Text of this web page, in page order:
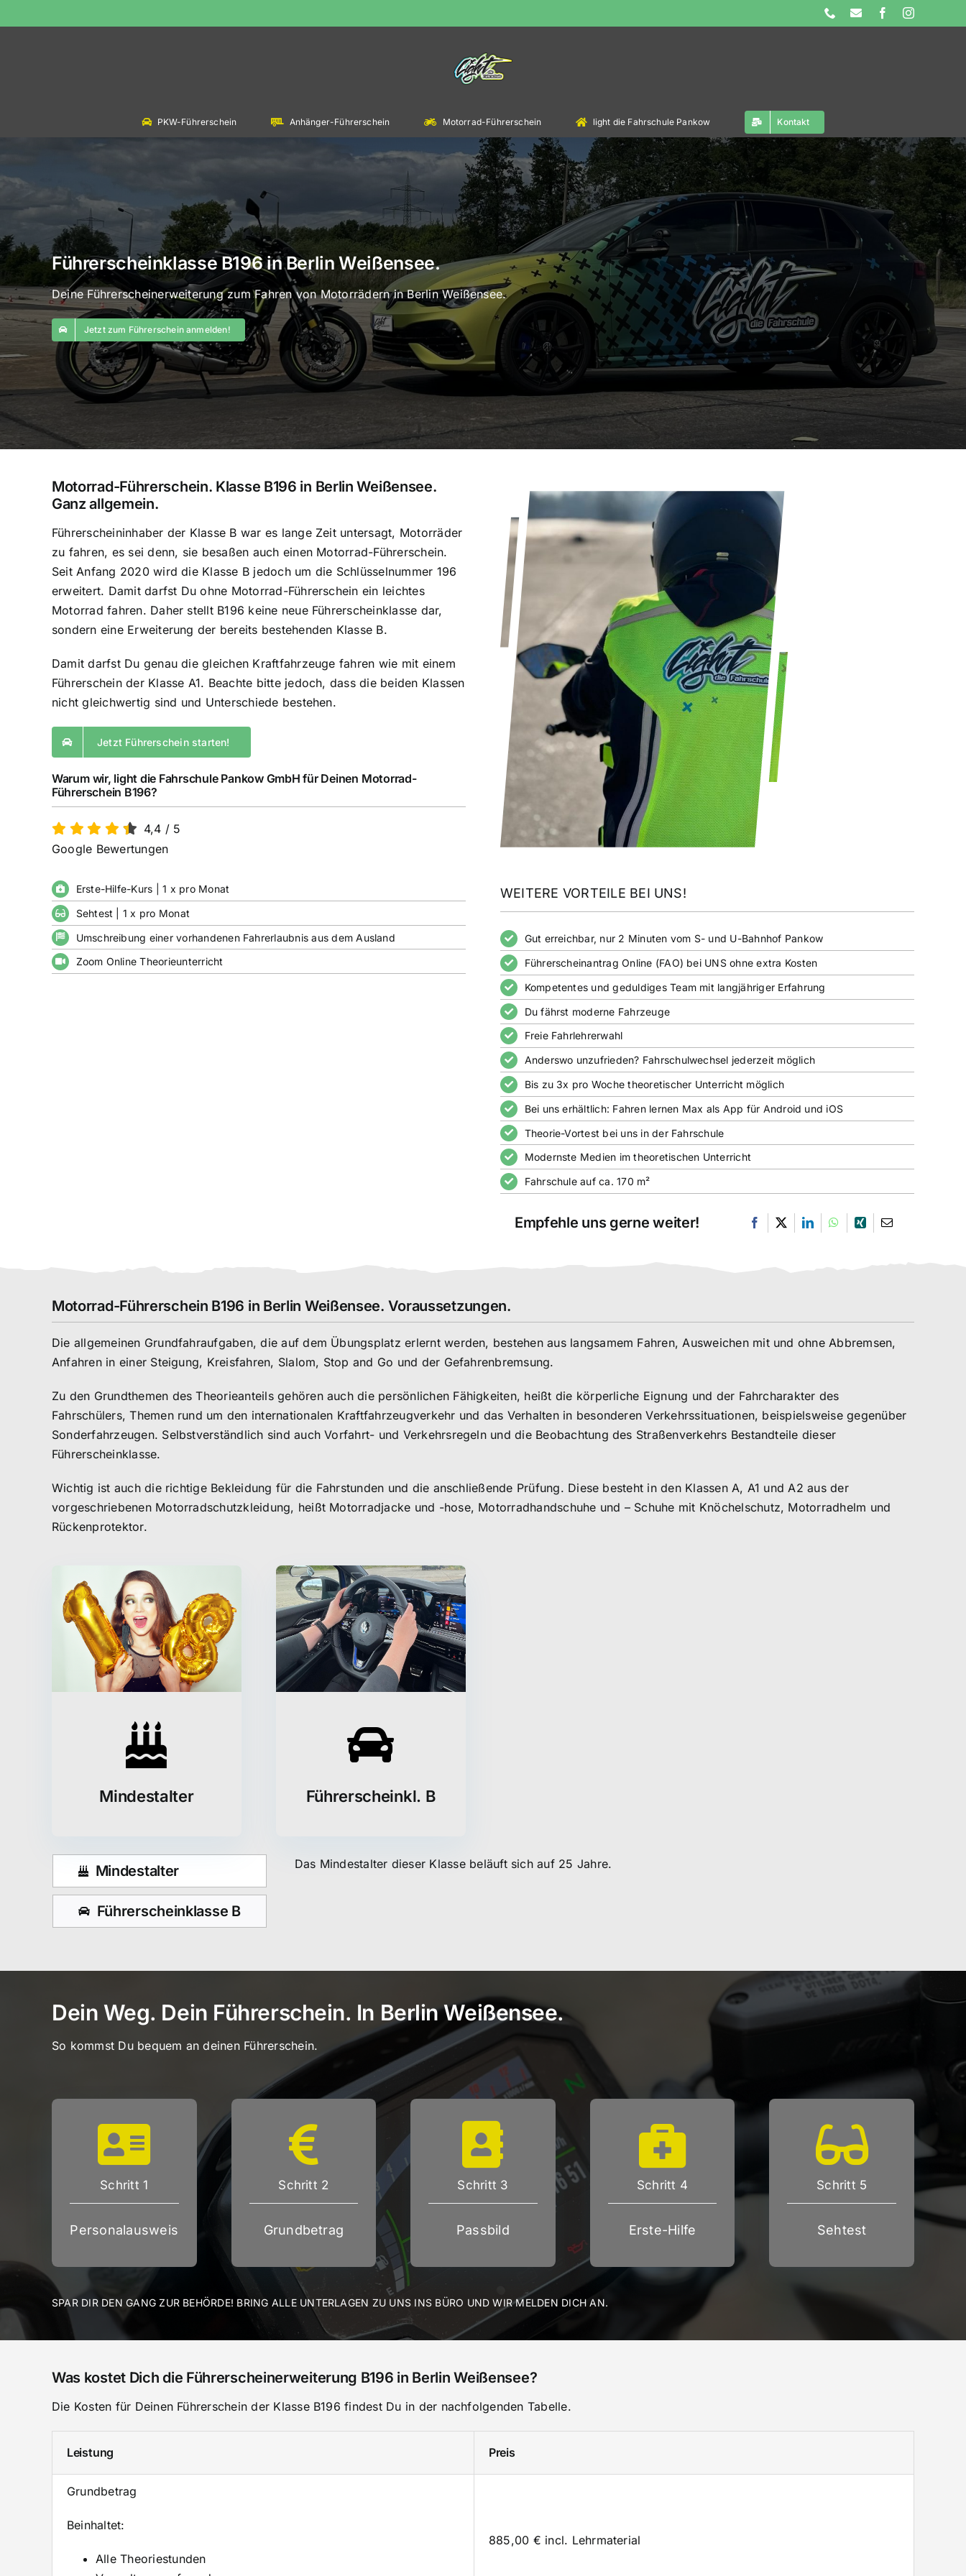
to
PhoneE-
FacebookInstagram
PKW-Führerschein Anhänger-Führerschein Motorrad-Führerschein light die Fahrschule Pankow Kontakt
Führerscheinklasse B196 in Berlin Weißensee.
Deine Führerscheinerweiterung zum Fahren von Motorrädern in Berlin Weißensee.
Jetzt zum Führerschein anmelden!
Motorrad-Führerschein. Klasse B196 in Berlin Weißensee.
Ganz allgemein.
Führerscheininhaber der Klasse B war es lange Zeit untersagt, Motorräder
zu fahren, es sei denn, sie besaßen auch einen Motorrad-Führerschein.
Seit Anfang 2020 wird die Klasse B jedoch um die Schlüsselnummer 196
erweitert. Damit darfst Du ohne Motorrad-Führerschein ein leichtes
Motorrad fahren. Daher stellt B196 keine neue Führerscheinklasse dar,
sondern eine Erweiterung der bereits bestehenden Klasse B.
Damit darfst Du genau die gleichen Kraftfahrzeuge fahren wie mit einem
Führerschein der Klasse A1. Beachte bitte jedoch, dass die beiden Klassen
nicht gleichwertig sind und Unterschiede bestehen.
Jetzt Führerschein starten!
Warum wir, light die Fahrschule Pankow GmbH für Deinen Motorrad-
Führerschein B196?
4,4 / 5
Google Bewertungen
Erste-Hilfe-Kurs | 1 x pro Monat
Sehtest | 1 x pro Monat
Umschreibung einer vorhandenen Fahrerlaubnis aus dem Ausland
Zoom Online Theorieunterricht
WEITERE VORTEILE BEI UNS!
Gut erreichbar, nur 2 Minuten vom S- und U-Bahnhof Pankow
Führerscheinantrag Online (FAO) bei UNS ohne extra Kosten
Kompetentes und geduldiges Team mit langjähriger Erfahrung
Du fährst moderne Fahrzeuge
Freie Fahrlehrerwahl
Anderswo unzufrieden? Fahrschulwechsel jederzeit möglich
Bis zu 3x pro Woche theoretischer Unterricht möglich
Bei uns erhältlich: Fahren lernen Max als App für Android und iOS
Theorie-Vortest bei uns in der Fahrschule
Modernste Medien im theoretischen Unterricht
Fahrschule auf ca. 170 m²
Empfehle uns gerne weiter!
Motorrad-Führerschein B196 in Berlin Weißensee. Voraussetzungen.
Die allgemeinen Grundfahraufgaben, die auf dem Übungsplatz erlernt werden, bestehen aus langsamem Fahren, Ausweichen mit und ohne Abbremsen,
Anfahren in einer Steigung, Kreisfahren, Slalom, Stop and Go und der Gefahrenbremsung.
Zu den Grundthemen des Theorieanteils gehören auch die persönlichen Fähigkeiten, heißt die körperliche Eignung und der Fahrcharakter des
Fahrschülers, Themen rund um den internationalen Kraftfahrzeugverkehr und das Verhalten in besonderen Verkehrssituationen, beispielsweise gegenüber
Sonderfahrzeugen. Selbstverständlich sind auch Vorfahrt- und Verkehrsregeln und die Beobachtung des Straßenverkehrs Bestandteile dieser
Führerscheinklasse.
Wichtig ist auch die richtige Bekleidung für die Fahrstunden und die anschließende Prüfung. Diese besteht in den Klassen A, A1 und A2 aus der
vorgeschriebenen Motorradschutzkleidung, heißt Motorradjacke und -hose, Motorradhandschuhe und – Schuhe mit Knöchelschutz, Motorradhelm und
Rückenprotektor.
Mindestalter Führerscheinkl. B
Mindestalter
Führerscheinklasse B
Das Mindestalter dieser Klasse beläuft sich auf 25 Jahre.
Dein Weg. Dein Führerschein. In Berlin Weißensee.
So kommst Du bequem an deinen Führerschein.
Schritt 1
Personalausweis
Schritt 2
Grundbetrag
Schritt 3
Passbild
Schritt 4
Erste-Hilfe
Schritt 5
Sehtest
SPAR DIR DEN GANG ZUR BEHÖRDE! BRING ALLE UNTERLAGEN ZU UNS INS BÜRO UND WIR MELDEN DICH AN.
Was kostet Dich die Führerscheinerweiterung B196 in Berlin Weißensee?
Die Kosten für Deinen Führerschein der Klasse B196 findest Du in der nachfolgenden Tabelle.
Leistung Preis
Grundbetrag
Beinhaltet:
Alle Theoriestunden
885,00 € incl. Lehrmaterial